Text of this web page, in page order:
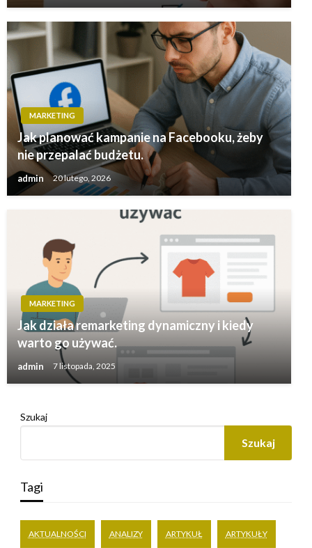
MARKETING
Jak planować kampanie na Facebooku, żeby
nie przepalać budżetu.
admin 20 lutego, 2026
MARKETING
Jak działa remarketing dynamiczny i kiedy
warto go używać.
admin 7 listopada, 2025
Szukaj
Szukaj
Tagi
AKTUALNOŚCI ANALIZY ARTYKUŁ ARTYKUŁY